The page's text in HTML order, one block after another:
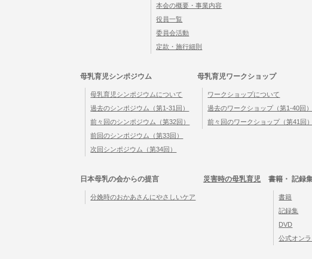
本会の概要・事業内容
役員一覧
委員会活動
定款・施行細則
母乳育児シンポジウム
母乳育児シンポジウムについて
過去のシンポジウム（第1-31回）
前々回のシンポジウム（第32回）
前回のシンポジウム（第33回）
次回シンポジウム（第34回）
母乳育児ワークショップ
ワークショップについて
過去のワークショップ（第1-40回）
前々回のワークショップ（第41回）
日本母乳の会からの提言
分娩時のおかあさんにやさしいケア
災害時の母乳育児 書籍・ 記録
書籍
記録集
DVD
公式オン